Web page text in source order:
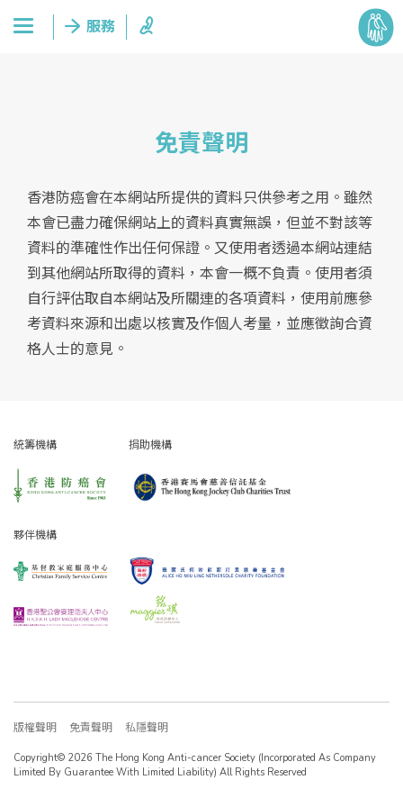
免責聲明
香港防癌會在本網站所提供的資料只供參考之用。雖然
本會已盡力確保網站上的資料真實無誤，但並不對該等
資料的準確性作出任何保證。又使用者透過本網站連結
到其他網站所取得的資料，本會一概不負責。使用者須
自行評估取自本網站及所關連的各項資料，使用前應參
考資料來源和出處以核實及作個人考量，並應徵詢合資
格人士的意見。
統籌機構 捐助機構
夥伴機構
版權聲明 免責聲明 私隱聲明
Copyright© 2026 The Hong Kong Anti-cancer Society (Incorporated As Company
Limited By Guarantee With Limited Liability) All Rights Reserved